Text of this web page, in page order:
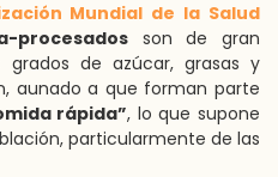
Mundial de la Salud
procesados son de gran
de azúcar, grasas y
aunado a que forman parte
rápida”, lo que supone
particularmente de las